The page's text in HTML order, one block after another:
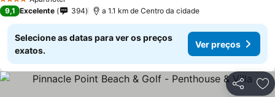
4 Estrelas
9,1 Excelente 394 a 1.1 km de Centro da cidade
Selecione as datas para ver os preços
exatos.
Ver preços
Partilhar